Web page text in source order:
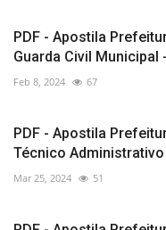
PDF - Apostila
Guarda Civil Municipal
Feb 8, 2024 67
PDF - Apostila
Técnico
Mar 25, 2024 51